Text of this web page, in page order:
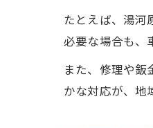
たとえば、湯河
必要な場合も、
また、修理や
かな対応が、地